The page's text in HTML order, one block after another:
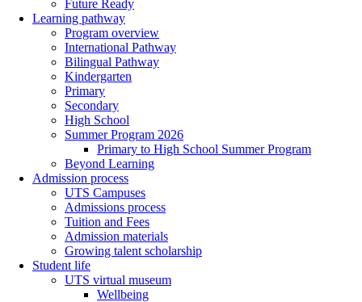
Future Ready
Learning pathway
Program overview
International Pathway
Bilingual Pathway
Kindergarten
Primary
Secondary
High School
Summer Program 2026
Primary to High School Summer Program
Beyond Learning
Admission process
UTS Campuses
Admissions process
Tuition and Fees
Admission materials
Growing talent scholarship
Student life
UTS virtual museum
Wellbeing